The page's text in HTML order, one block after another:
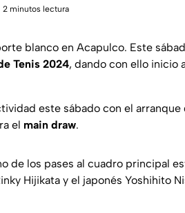
2 minutos lectura
blanco en Acapulco. Este
Tenis 2024, dando con ello inicio
este sábado con el
el main draw.
de los pases al cuadro principal
Hijikata y el japonés Yoshihito